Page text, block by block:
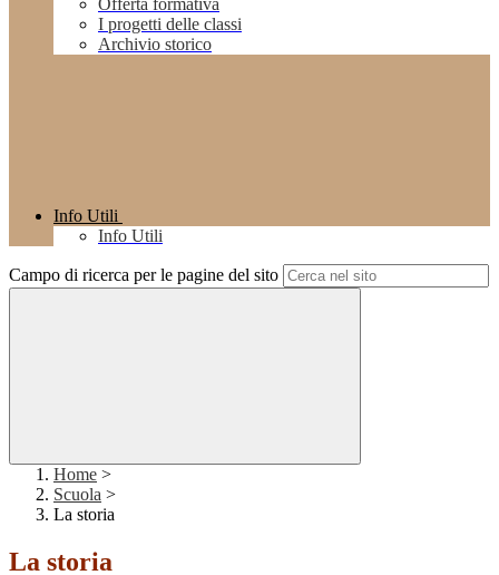
Offerta formativa
I progetti delle classi
Archivio storico
Info Utili
Info Utili
Campo di ricerca per le pagine del sito
Home >
Scuola >
La storia
La storia